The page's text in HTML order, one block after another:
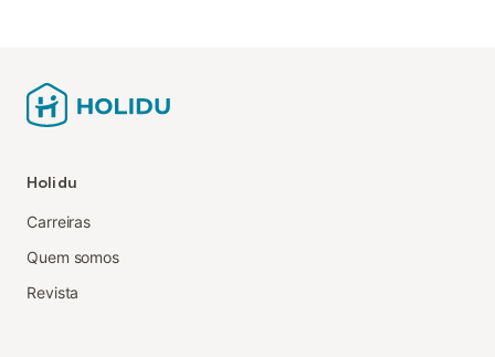
Holidu
Carreiras
Quem somos
Revista